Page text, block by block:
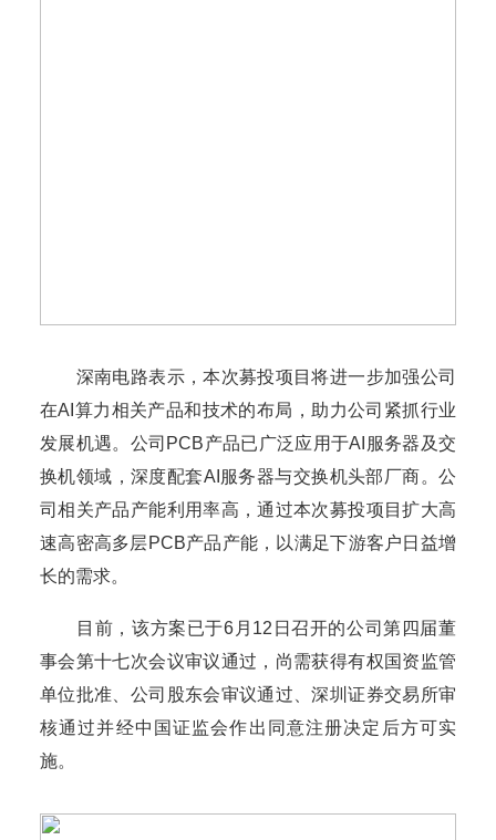
深南电路表示，本次募投项目将进一步加强公司
在AI算力相关产品和技术的布局，助力公司紧抓行业
发展机遇。公司PCB产品已广泛应用于AI服务器及交
换机领域，深度配套AI服务器与交换机头部厂商。公
司相关产品产能利用率高，通过本次募投项目扩大高
速高密高多层PCB产品产能，以满足下游客户日益增
长的需求。
目前，该方案已于6月12日召开的公司第四届董
事会第十七次会议审议通过，尚需获得有权国资监管
单位批准、公司股东会审议通过、深圳证券交易所审
核通过并经中国证监会作出同意注册决定后方可实
施。